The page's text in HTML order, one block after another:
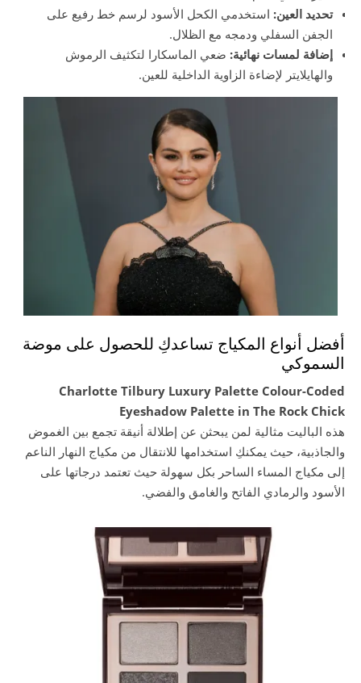
تحديد العين: استخدمي الكحل الأسود لرسم خط رفيع على
الجفن السفلي ودمجه مع الظلال.
إضافة لمسات نهائية: ضعي الماسكارا لتكثيف الرموش
والهايلايتر لإضاءة الزاوية الداخلية للعين.
أفضل أنواع المكياج تساعدكِ للحصول على موضة
السموكي
Charlotte Tilbury Luxury Palette Colour-Coded
Eyeshadow Palette in The Rock Chick
هذه الباليت مثالية لمن يبحثن عن إطلالة أنيقة تجمع بين الغموض
والجاذبية، حيث يمكنكِ استخدامها للانتقال من مكياج النهار الناعم
إلى مكياج المساء الساحر بكل سهولة حيث تعتمد درجاتها على
الأسود والرمادي الفاتح والغامق والفضي.